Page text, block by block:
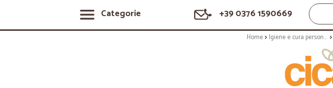
Categorie +39 0376 1590669
Home Igiene e cura personale